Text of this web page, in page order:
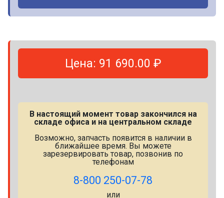
Цена: 91 690.00 ₽
В настоящий момент товар закончился на
складе офиса и на центральном складе
Возможно, запчасть появится в наличии в
ближайшее время. Вы можете
зарезервировать товар, позвонив по
телефонам
8-800 250-07-78
или